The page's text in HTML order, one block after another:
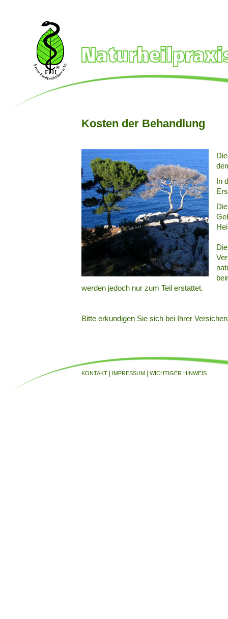
Kosten der Behandlung
In
werden jedoch nur zum Teil erstattet.
Bitte erkundigen Sie sich bei Ihrer
KONTAKT IMPRESSUM WICHTIGER HINWEIS